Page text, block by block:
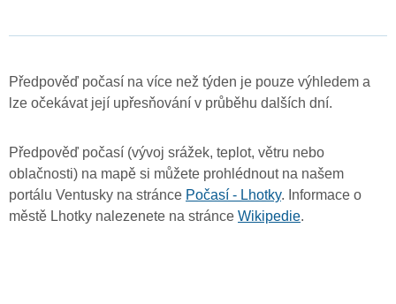
Předpověď počasí na více než týden je pouze výhledem a
lze očekávat její upřesňování v průběhu dalších dní.
Předpověď počasí (vývoj srážek, teplot, větru nebo
oblačnosti) na mapě si můžete prohlédnout na našem
portálu Ventusky na stránce Počasí - Lhotky. Informace o
městě Lhotky nalezenete na stránce Wikipedie.